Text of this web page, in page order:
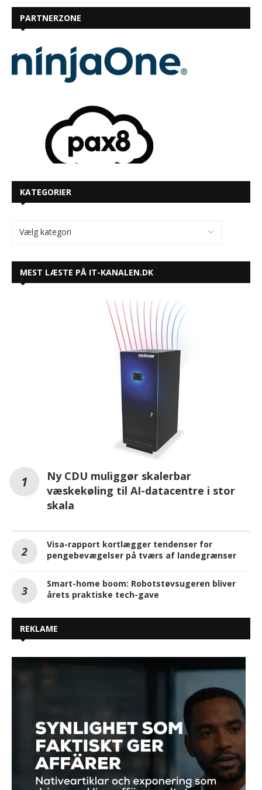
PARTNERZONE
KATEGORIER
MEST LÆSTE PÅ IT-KANALEN.DK
Ny CDU muliggør skalerbar
væskekøling til AI-datacentre i stor
skala
Visa-rapport kortlægger tendenser for
pengebevægelser på tværs af landegrænser
Smart-home boom: Robotstøvsugeren bliver
årets praktiske tech-gave
REKLAME